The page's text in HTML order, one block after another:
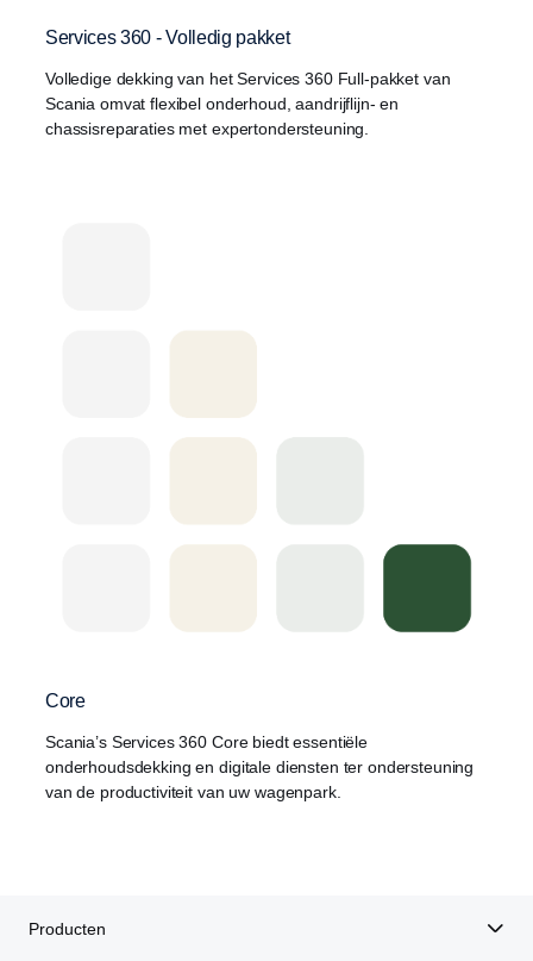
Services 360 - Volledig pakket
Volledige dekking van het Services 360 Full-pakket van
Scania omvat flexibel onderhoud, aandrijflijn- en
chassisreparaties met expertondersteuning.
Core
Scania’s Services 360 Core biedt essentiële
onderhoudsdekking en digitale diensten ter ondersteuning
van de productiviteit van uw wagenpark.
Producten